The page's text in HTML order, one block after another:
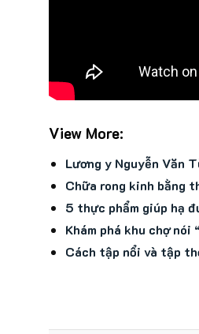
View More:
Lương y Nguyễn Văn
Chữa rong kinh bằng
5 thực phẩm giúp hạ
Khám phá khu chợ
Cách tập nổi và tập